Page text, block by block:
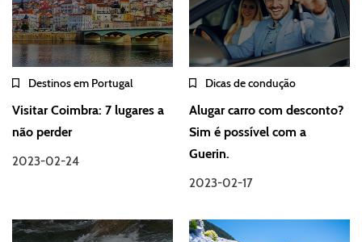
Destinos em Portugal
Visitar Coimbra: 7 lugares a
não perder
2023-02-24
Dicas de condução
Alugar carro com desconto?
Sim é possível com a
Guerin.
2023-02-17